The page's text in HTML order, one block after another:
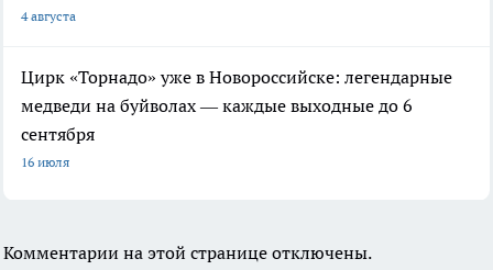
4 августа
Цирк «Торнадо» уже в Новороссийске: легендарные
медведи на буйволах — каждые выходные до 6
сентября
16 июля
Комментарии на этой странице отключены.